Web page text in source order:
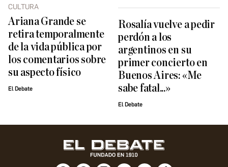
CULTURA
Ariana Grande se
retira temporalmente
de la vida pública por
los comentarios sobre
su aspecto físico
El Debate
Rosalía vuelve a pedir
perdón a los
argentinos en su
primer concierto en
Buenos Aires: «Me
sabe fatal...»
El Debate